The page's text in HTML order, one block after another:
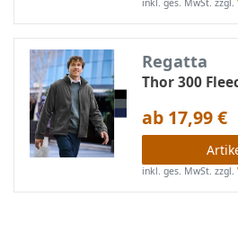
inkl. ges. MwSt. zzgl.
Regatta
Thor 300
ab 17,99 €
inkl. ges. MwSt. zzgl.